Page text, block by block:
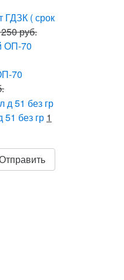
ГДЗК ( срок
руб.
70
без гр 1